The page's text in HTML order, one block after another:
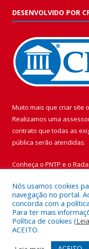
DESENVOLVIDO POR
Muito mais que criar site
Realizamos uma
contrato que todas as
pública serão atendidas.
Conheça o PNTP e o
Todos os direitos
Nós usamos cookies
navegação no portal.
concorda com a
Para ter mais
Política de cookies (
ACEITO.